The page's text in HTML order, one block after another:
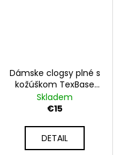
Dámske clogsy plné s
kožúškom TexBase
ružová
Skladem
€15
DETAIL